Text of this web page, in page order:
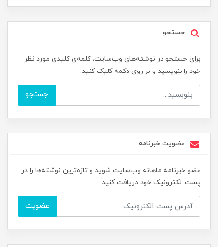
جستجو
برای جستجو در نوشته‌های وب‌سایت، کلمه‌ی کلیدی مورد نظر
خود را بنویسید و بر روی دکمه کلیک کنید.
جستجو
عضویت خبرنامه
عضو خبرنامه ماهانه وب‌سایت شوید و تازه‌ترین نوشته‌ها را در
پست الکترونیک خود دریافت کنید.
عضویت